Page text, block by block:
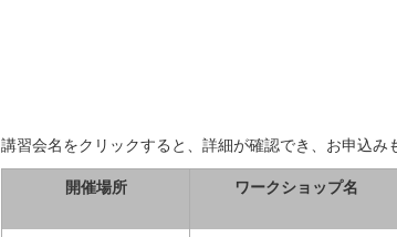
講習会名をクリックすると、詳細が確認でき、お申込み
開催場所 ワークショップ名